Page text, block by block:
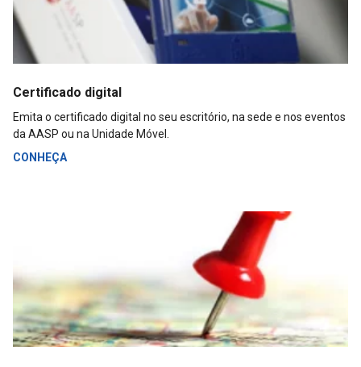
Certificado digital
Emita o certificado digital no seu escritório, na sede e nos eventos
da AASP ou na Unidade Móvel.
CONHEÇA